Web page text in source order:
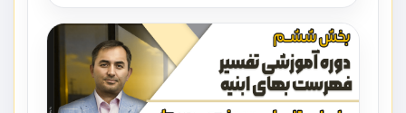
پیمان به همراه تجربیات عملی در این خصوص ارائه شده است.